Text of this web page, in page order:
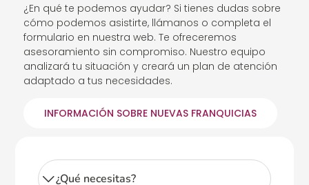
¿En qué te podemos ayudar? Si tienes dudas sobre
cómo podemos asistirte, llámanos o completa el
formulario en nuestra web. Te ofreceremos
asesoramiento sin compromiso. Nuestro equipo
analizará tu situación y creará un plan de atención
adaptado a tus necesidades.
INFORMACIÓN SOBRE NUEVAS FRANQUICIAS